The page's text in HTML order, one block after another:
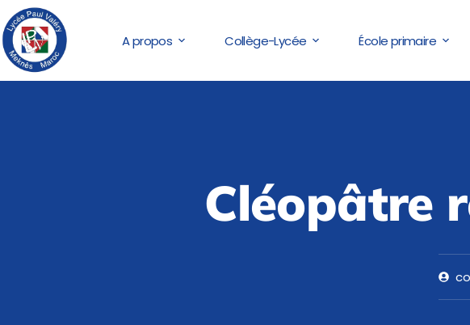
A propos Collège-Lycée École primaire
Cléopâtre